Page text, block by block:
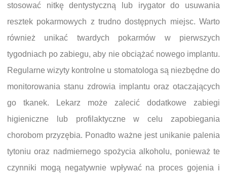
stosować nitkę dentystyczną lub irygator do usuwania
resztek pokarmowych z trudno dostępnych miejsc. Warto
również unikać twardych pokarmów w pierwszych
tygodniach po zabiegu, aby nie obciążać nowego implantu.
Regularne wizyty kontrolne u stomatologa są niezbędne do
monitorowania stanu zdrowia implantu oraz otaczających
go tkanek. Lekarz może zalecić dodatkowe zabiegi
higieniczne lub profilaktyczne w celu zapobiegania
chorobom przyzębia. Ponadto ważne jest unikanie palenia
tytoniu oraz nadmiernego spożycia alkoholu, ponieważ te
czynniki mogą negatywnie wpływać na proces gojenia i